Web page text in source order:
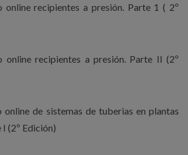
online recipientes a presión. Parte 1 ( 2º
online recipientes a presión. Parte II (2º
online de sistemas de tuberias en plantas
(2º Edición)